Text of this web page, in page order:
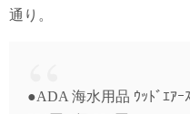
通り。
●ADA 海水用品 ｳｯﾄﾞｴｱｰ